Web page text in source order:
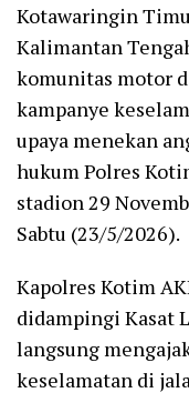
Kotawaringin
Kalimantan
komunitas motor
kampanye
upaya menekan
hukum Polres
stadion 29
Sabtu (23/5/2026).
Kapolres Kotim
didampingi Kasat
langsung
keselamatan di